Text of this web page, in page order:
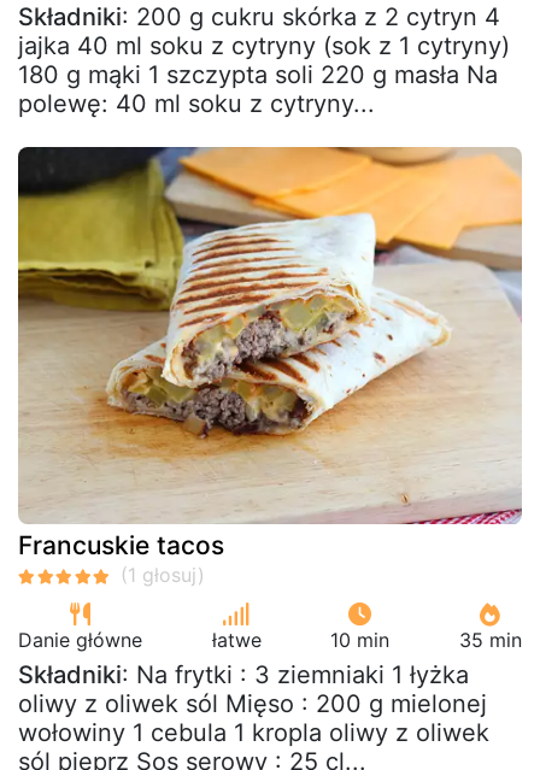
Składniki: 200 g cukru skórka z 2 cytryn 4
jajka 40 ml soku z cytryny (sok z 1 cytryny)
180 g mąki 1 szczypta soli 220 g masła Na
polewę: 40 ml soku z cytryny...
Francuskie tacos
Danie główne łatwe 10 min 35 min
Składniki: Na frytki : 3 ziemniaki 1 łyżka
oliwy z oliwek sól Mięso : 200 g mielonej
wołowiny 1 cebula 1 kropla oliwy z oliwek
sól pieprz Sos serowy : 25 cl...